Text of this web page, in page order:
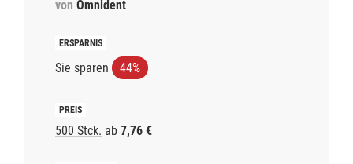
von Omnident
Sie sparen 44%
500 Stck. ab 7,76 €